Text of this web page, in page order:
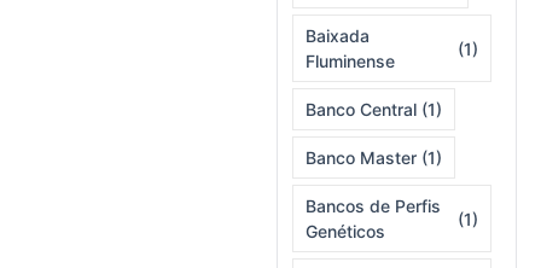
Baixada
Fluminense
(1)
Banco Central (1)
Banco Master (1)
Bancos de Perfis
Genéticos
(1)